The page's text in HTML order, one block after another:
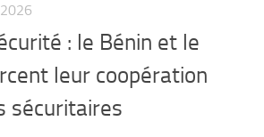
: le Bénin et le
leur coopération
sécuritaires